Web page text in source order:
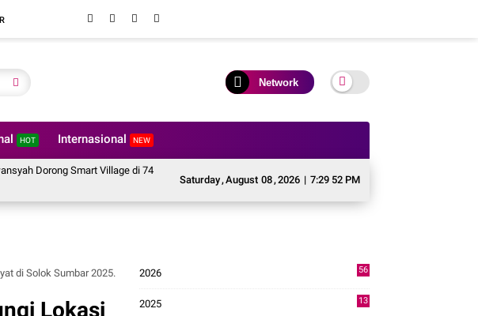
Network
HOT Internasional NEW
Saturday,August 08,2026 | 7:29 53 PM
Smart Village di 74 Nagari Kabupaten Solok, Siapkan Generasi Digital Menuju Indonesia Emas 2045.
di Solok Sumbar 2025.
Lokasi
2026
56
2025
13